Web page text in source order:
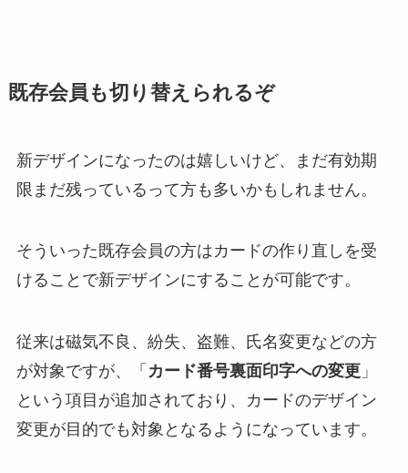
既存会員も切り替えられるぞ
新デザインになったのは嬉しいけど、まだ有効期
限まだ残っているって方も多いかもしれません。
そういった既存会員の方はカードの作り直しを受
けることで新デザインにすることが可能です。
従来は磁気不良、紛失、盗難、氏名変更などの方
が対象ですが、「 カード番号裏面印字への変更」
という項目が追加されており、カードのデザイン
変更が目的でも対象となるようになっています。